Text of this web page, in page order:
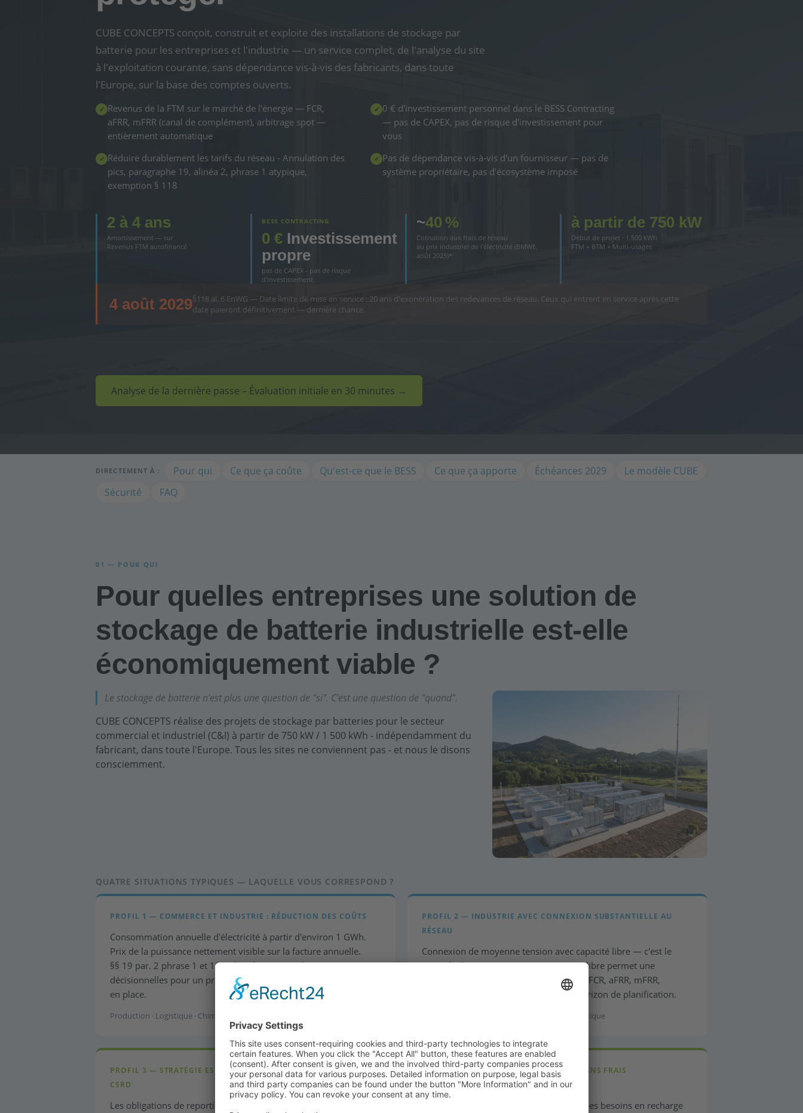
CUBE CONCEPTS conçoit, construit et exploite des installations de stockage par
batterie pour les entreprises et l'industrie — un service complet, de l'analyse du site
à l'exploitation courante, sans dépendance vis-à-vis des fabricants, dans toute
l'Europe, sur la base des comptes ouverts.
✓ Revenus de la FTM sur le marché de l'énergie — FCR,
aFRR, mFRR (canal de complément), arbitrage spot —
entièrement automatique
✓ 0 € d'investissement personnel dans le BESS Contracting
— pas de CAPEX, pas de risque d'investissement pour
vous
✓ Réduire durablement les tarifs du réseau - Annulation des
pics, paragraphe 19, alinéa 2, phrase 1 atypique,
exemption § 118
✓ Pas de dépendance vis-à-vis d'un fournisseur — pas de
système propriétaire, pas d'écosystème imposé
2 à 4 ans
Amortissement — sur
Revenus FTM autofinancé
BESS CONTRACTING
0 € Investissement
propre
pas de CAPEX - pas de risque
d'investissement
~40 %
Cotisation aux frais de réseau
au prix industriel de l'électricité (BMWE,
août 2025)*
à partir de 750 kW
Début de projet · 1 500 kWh
FTM + BTM + Multi-usages
4 août 2029§118 al. 6 EnWG — Date limite de mise en service : 20 ans d'exonération des redevances de réseau. Ceux qui entrent en service après cette
date paieront définitivement — dernière chance.
Analyse de la dernière passe – Évaluation initiale en 30 minutes →
DIRECTEMENT À : Pour qui Ce que ça coûte Qu'est-ce que le BESS Ce que ça apporte Échéances 2029
Le modèle CUBE
Sécurité
FAQ
01 — POUR QUI
Pour quelles entreprises une solution de
stockage de batterie industrielle est-elle
économiquement viable ?
Le stockage de batterie n'est plus une question de "si". C'est une question de "quand".
CUBE CONCEPTS réalise des projets de stockage par batteries pour le secteur
commercial et industriel (C&I) à partir de 750 kW / 1 500 kWh - indépendamment du
fabricant, dans toute l'Europe. Tous les sites ne conviennent pas - et nous le disons
consciemment.
QUATRE SITUATIONS TYPIQUES — LAQUELLE VOUS CORRESPOND ?
PROFIL 1 — COMMERCE ET INDUSTRIE : RÉDUCTION DES COÛTS
Consommation annuelle d'électricité à partir d'environ 1 GWh.
Prix de la puissance nettement visible sur la facture annuelle.
§§ 19 par. 2 phrase 1 et 118 identifiés comme leviers. Structures
décisionnelles pour un processus d'investissement de 6 à 12 mois
en place.
Production · Logistique · Chimie · Alimentation
PROFIL 2 — INDUSTRIE AVEC CONNEXION SUBSTANTIELLE AU
RÉSEAU
Connexion de moyenne tension avec capacité libre — c'est le
point de départ stratégique. La capacité libre permet une
commercialisation immédiate des FTM : FCR, aFRR, mFRR,
Arbitrage. IBN jusqu'en 2029 comme horizon de planification.
Automobile · Acier · Métaux non ferreux · Logistique
PROFIL 3 — STRATÉGIE ESG & OBLIGATION DE REPORTING DE LA
CSRD
Les obligations de reporting de la CSRD exigent des réductions
PROFIL 4 — INTÉGRATION SYSTÈME ET SANS FRAIS
D'EXPLOITATION INTERNE
Une flotte de véhicules électriques dont les besoins en recharge